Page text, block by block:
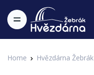
Home Hvězdárna Žebrák